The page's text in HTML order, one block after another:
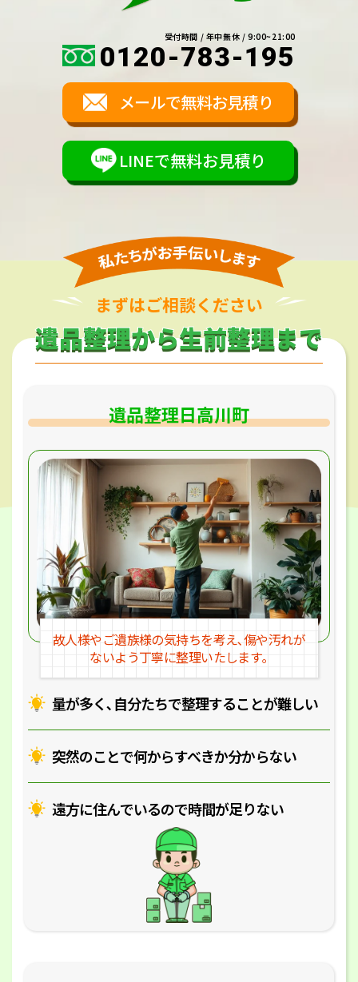
受付時間 / 年中無休 / 9:00~21:00
0120-783-195
メールで無料お見積り
LINEで無料お見積り
まずはご相談ください
遺品整理から生前整理まで
遺品整理から生前整理まで
遺品整理日高川町
量が多く､自分たちで整理することが難しい
突然のことで何からすべきか分からない
遠方に住んでいるので時間が足りない
故人様やご遺族様の気持ちを考え､傷や汚れが
ないよう丁寧に整理いたします｡